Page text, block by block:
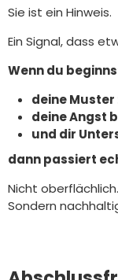
Sie ist ein Hinweis.
Ein Signal, dass
Wenn du
deine
deine Angst
und dir
dann passiert
Nicht oberflächlich.
Sondern